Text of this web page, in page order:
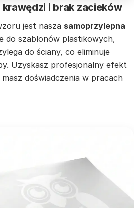
i brak zacieków
jest nasza samoprzylepna
do szablonów plastikowych,
do ściany, co eliminuje
Uzyskasz profesjonalny efekt
doświadczenia w pracach